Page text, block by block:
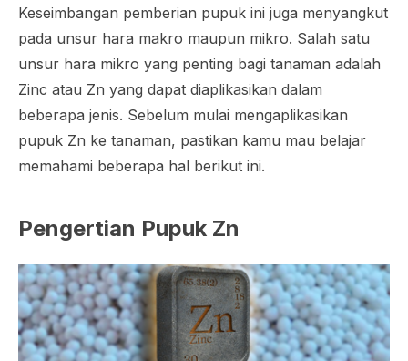
Keseimbangan pemberian pupuk ini juga menyangkut
pada unsur hara makro maupun mikro. Salah satu
unsur hara mikro yang penting bagi tanaman adalah
Zinc atau Zn yang dapat diaplikasikan dalam
beberapa jenis. Sebelum mulai mengaplikasikan
pupuk Zn ke tanaman, pastikan kamu mau belajar
memahami beberapa hal berikut ini.
Pengertian Pupuk Zn